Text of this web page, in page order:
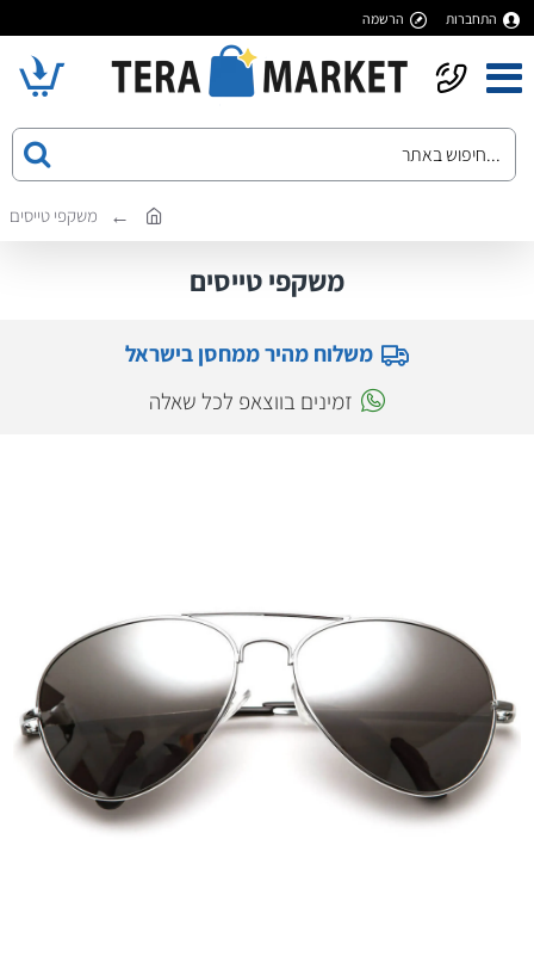
התחברות הרשמה
משקפי טייסים
משקפי טייסים
משלוח מהיר ממחסן בישראל
זמינים בווצאפ לכל שאלה